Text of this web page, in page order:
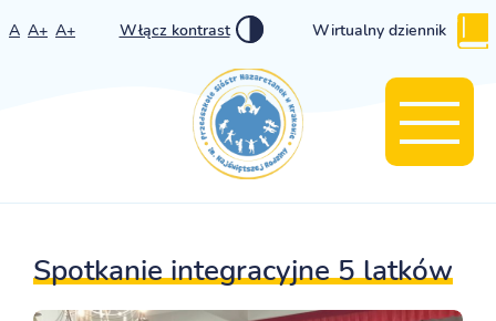
A A+ A+ Włącz kontrast Wirtualny dziennik
Spotkanie integracyjne 5 latków